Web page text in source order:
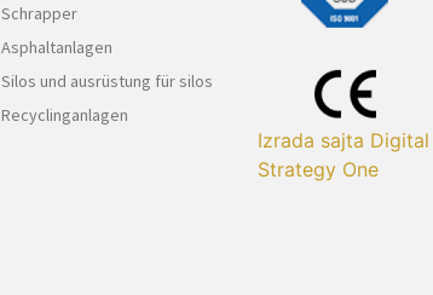
Schrapper
Asphaltanlagen
Silos und ausrüstung für silos
Recyclinganlagen
Izrada sajta Digital
Strategy One